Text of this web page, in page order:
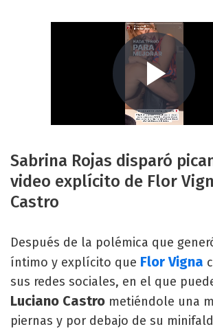
Sabrina Rojas disparó
video explícito de Flor
Castro
Después de la polémica que
íntimo y explícito que Flor Vigna
sus redes sociales, en el que
Luciano Castro metiéndole una
piernas y por debajo de su